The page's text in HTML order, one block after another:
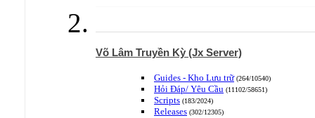
Võ Lâm Truyền Kỳ (Jx Server)
Guides - Kho Lưu trữ(264/10540)
Hỏi Đáp/ Yêu Cầu (11102/58651)
Scripts (183/2024)
Releases (302/12305)